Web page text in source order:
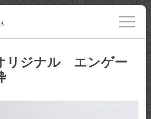
toggle
リジナル エンゲー